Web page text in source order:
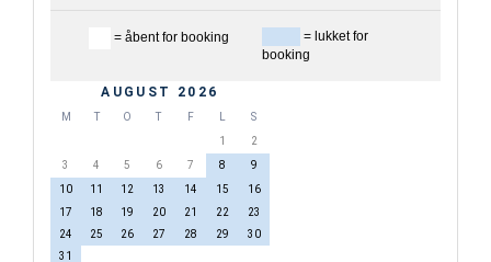
= åbent for booking
= lukket for
booking
AUGUST 2026
M T O T F
S
1
2
3
4 5 6 7 8
9
10
11 12 13 14 15
16
17
18 19 20 21 22
23
24
25 26 27 28 29
30
31